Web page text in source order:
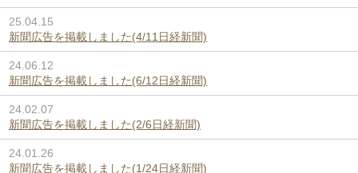
25.04.15
新聞広告を掲載しました(4/11日経新聞)
24.06.12
新聞広告を掲載しました(6/12日経新聞)
24.02.07
新聞広告を掲載しました(2/6日経新聞)
24.01.26
新聞広告を掲載しました(1/24日経新聞)